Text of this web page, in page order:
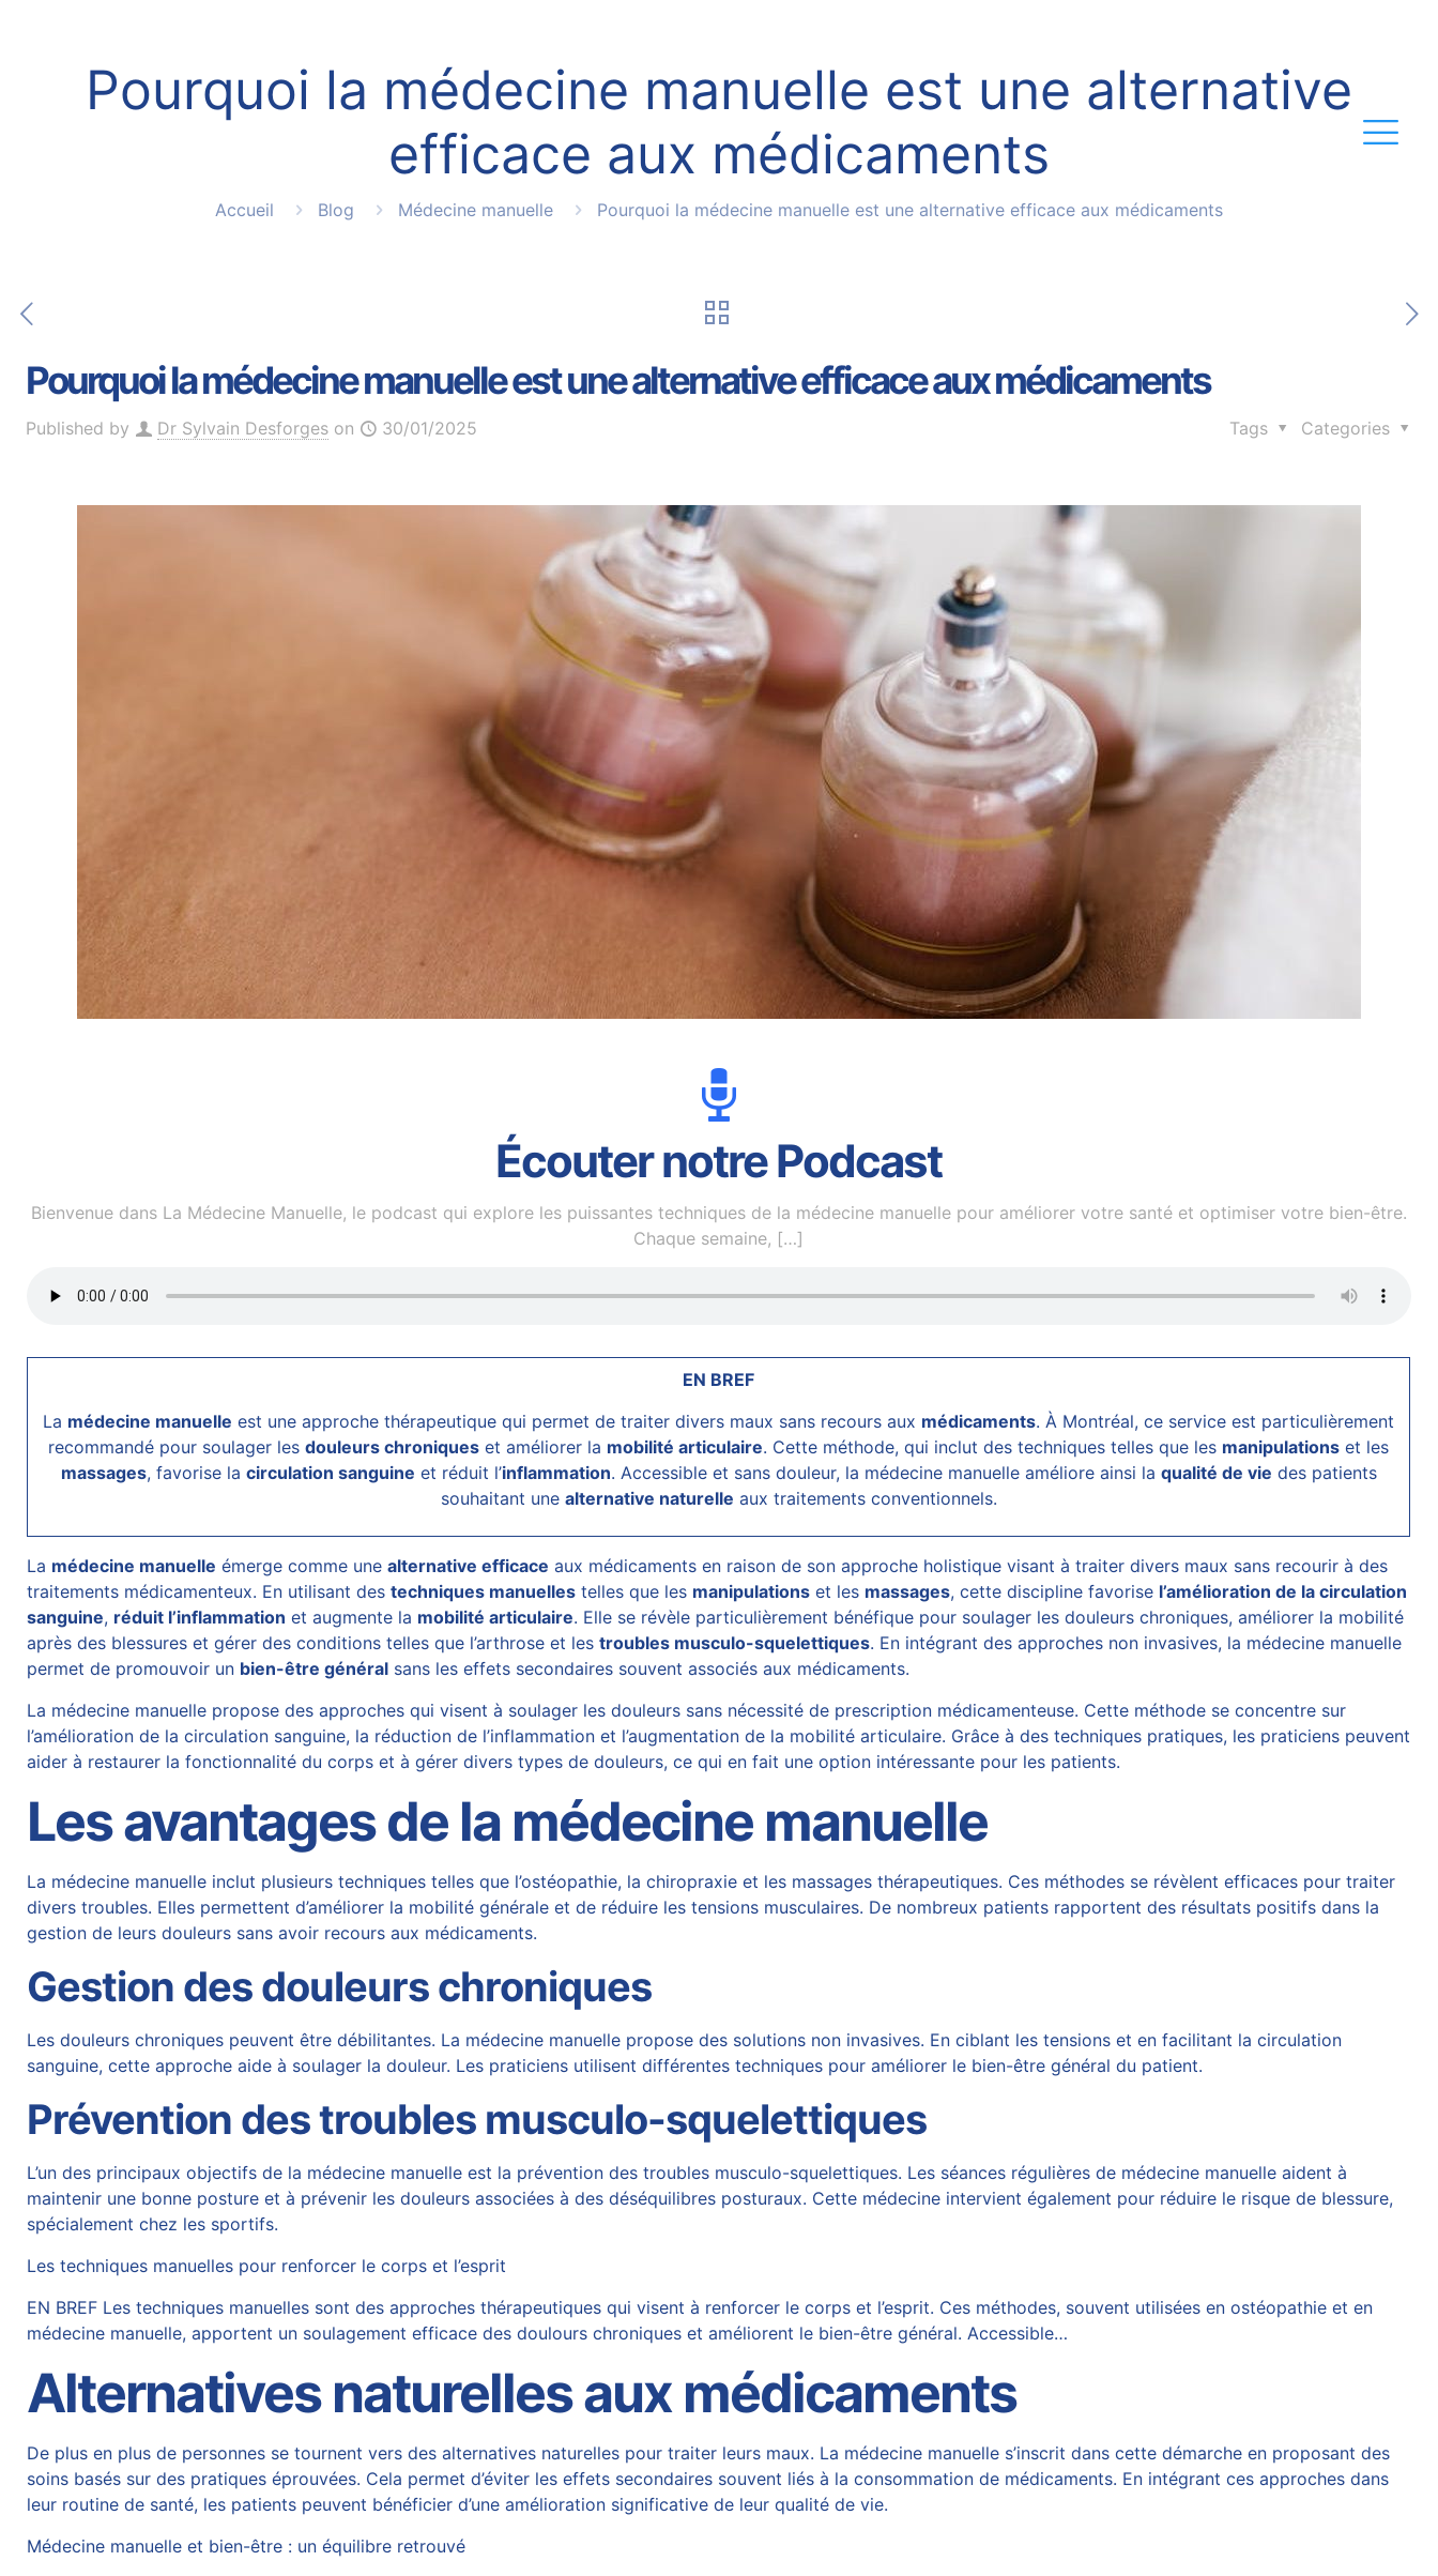
Pourquoi la médecine manuelle est une alternative
efficace aux médicaments
Accueil Blog Médecine manuelle Pourquoi la médecine manuelle est une alternative efficace aux médicaments
Pourquoi la médecine manuelle est une alternative efficace aux médicaments
Published by Dr Sylvain Desforges on 30/01/2025 Categories
Tags
Écouter notre Podcast
Bienvenue dans La Médecine Manuelle, le podcast qui explore les puissantes techniques de la médecine manuelle pour améliorer votre santé et optimiser votre bien-être.
Chaque semaine, […]
EN BREF
La médecine manuelle est une approche thérapeutique qui permet de traiter divers maux sans recours aux médicaments. À Montréal, ce service est particulièrement
recommandé pour soulager lesdouleurs chroniques et améliorer la mobilité articulaire. Cette méthode, qui inclut des techniques telles que les manipulations et les
massages, favorise la circulation sanguine et réduit l’inflammation. Accessible et sans douleur, la médecine manuelleaméliore ainsi la qualité de vie des patients
souhaitant une alternative naturelle aux traitements conventionnels.
La médecine manuelle émerge comme unealternative efficace aux médicaments en raison de son approche holistique visant à traiter divers maux sans recourir à des
traitements médicamenteux. En utilisant destechniques manuelles telles que les manipulations et les massages, cette discipline favorise l’amélioration de la circulation
sanguine, réduit l’inflammation et augmente la mobilité articulaire. Elle se révèle particulièrement bénéfique pour soulager lesdouleurs chroniques, améliorer la mobilité
après des blessures et gérer des conditions telles que l’arthrose et lestroubles musculo-squelettiques. En intégrant des approches non invasives, la médecine manuelle
permet de promouvoir un bien-être général sans les effets secondaires souvent associés aux médicaments.
La médecine manuelle propose des approches qui visent à soulager les douleurs sans nécessité de prescription médicamenteuse. Cette méthode se concentre sur
l’amélioration de la circulation sanguine, la réduction de l’inflammation et l’augmentation de la mobilité articulaire. Grâce à des techniques pratiques, les praticiens peuvent
aider à restaurer la fonctionnalité du corps et à gérer divers types de douleurs, ce qui en fait une option intéressante pour les patients.
Les avantages de la médecine manuelle
La médecine manuelle inclut plusieurs techniques telles que l’ostéopathie, la chiropraxie et les massages thérapeutiques. Ces méthodes se révèlent efficaces pour traiter
divers troubles. Elles permettent d’améliorer la mobilité générale et de réduire les tensions musculaires. De nombreux patients rapportent des résultats positifs dans la
gestion de leurs douleurs sans avoir recours aux médicaments.
Gestion des douleurs chroniques
Les douleurs chroniques peuvent être débilitantes. La médecine manuelle propose des solutions non invasives. En ciblant les tensions et en facilitant la circulation
sanguine, cette approche aide à soulager la douleur. Les praticiens utilisent différentes techniques pour améliorer le bien-être général du patient.
Prévention des troubles musculo-squelettiques
L’un des principaux objectifs de la médecine manuelle est la prévention des troubles musculo-squelettiques. Les séances régulières de médecine manuelle aident à
maintenir une bonne posture et à prévenir les douleurs associées à des déséquilibres posturaux. Cette médecine intervient également pour réduire le risque de blessure,
spécialement chez les sportifs.
Les techniques manuelles pour renforcer le corps et l’esprit
EN BREF Les techniques manuelles sont des approches thérapeutiques qui visent à renforcer le corps et l’esprit. Ces méthodes, souvent utilisées en ostéopathie et en
médecine manuelle, apportent un soulagement efficace des doulours chroniques et améliorent le bien-être général. Accessible…
Alternatives naturelles aux médicaments
De plus en plus de personnes se tournent vers des alternatives naturelles pour traiter leurs maux. La médecine manuelle s’inscrit dans cette démarche en proposant des
soins basés sur des pratiques éprouvées. Cela permet d’éviter les effets secondaires souvent liés à la consommation de médicaments. En intégrant ces approches dans
leur routine de santé, les patients peuvent bénéficier d’une amélioration significative de leur qualité de vie.
Médecine manuelle et bien-être : un équilibre retrouvé